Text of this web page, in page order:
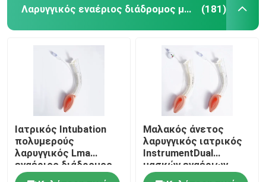
Λαρυγγικός εναέριος διάδρομος μασκών (181)
Ιατρικός Intubation
πολυμερούς
λαρυγγικός Lma
εναέριος διάδρομος
μασκών σωλήνων για
Μαλακός άνετος
λαρυγγικός ιατρικός
InstrumentDual
μασκών εναέριων
διαδρόμων LMA